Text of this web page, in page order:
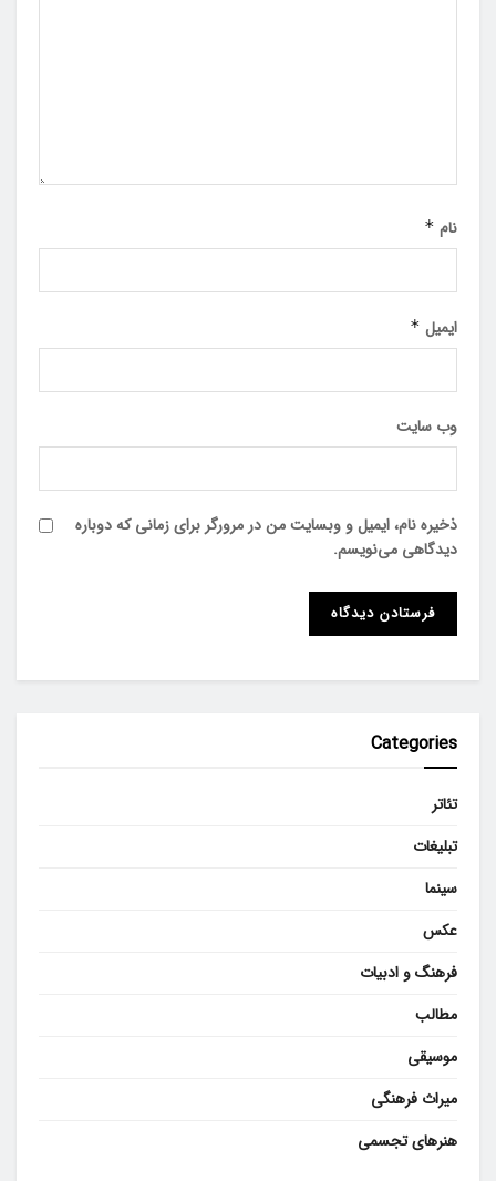
نام *
ایمیل *
وب‌ سایت
ذخیره نام، ایمیل و وبسایت من در مرورگر برای زمانی که دوباره
دیدگاهی می‌نویسم.
Categories
تئاتر
تبلیغات
سینما
عکس
فرهنگ و ادبیات
مطالب
موسیقی
میراث فرهنگی
هنرهای تجسمی